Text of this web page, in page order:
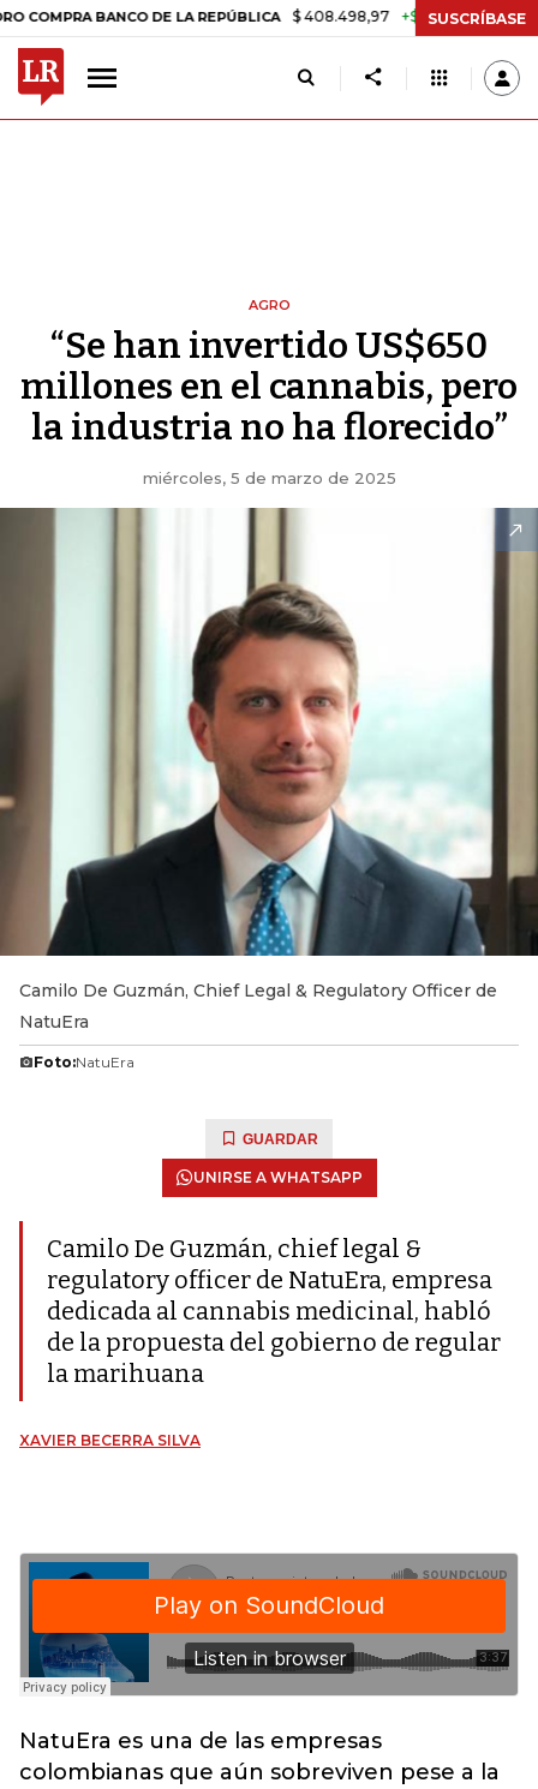
BANCO DE LA REPÚBLICA $ 408.498,97 +$ 8.753,81 +2,19% TASA
SUSCRÍBASE
AGRO
“Se han invertido US$650
millones en el cannabis, pero
la industria no ha florecido”
miércoles, 5 de marzo de 2025
Camilo De Guzmán, Chief Legal & Regulatory Officer de
NatuEra
Foto:NatuEra
GUARDAR
UNIRSE A WHATSAPP
Camilo De Guzmán, chief legal &
regulatory officer de NatuEra, empresa
dedicada al cannabis medicinal, habló
de la propuesta del gobierno de regular
la marihuana
XAVIER BECERRA SILVA
NatuEra es una de las empresas
colombianas que aún sobreviven pese a la